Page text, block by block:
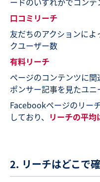
口コミリーチ
友だちのアクションに
クユーザー数
有料リーチ
ページのコンテンツに
ポンサー記事を見たユ
Facebookページのリー
しており、 リーチの平均
2. リーチはどこで